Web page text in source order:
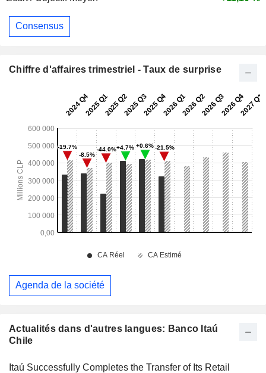
Actualités dans d'autres langues: Banco Itaú
Chile
Itaú Successfully Completes the Transfer of Its Retail
Consensus
Chiffre d'affaires trimestriel - Taux de surprise
Agenda de la société